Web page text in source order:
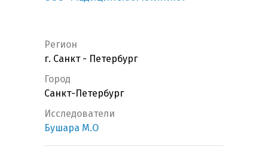
Регион
г. Санкт - Петербург
Город
Санкт-Петербург
Исследователи
Бушара М.О